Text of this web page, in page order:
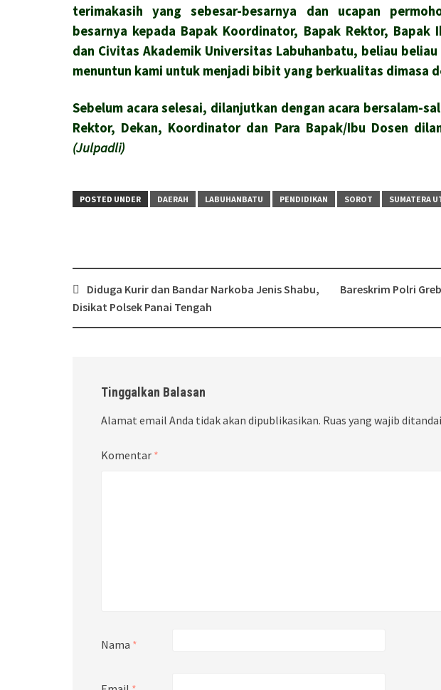
terimakasih yang sebesar-besarnya dan ucapan
besarnya kepada Bapak Koordinator, Bapak Rektor, Bapak
dan Civitas Akademik Universitas Labuhanbatu, beliau
menuntun kami untuk menjadi bibit yang berkualitas dimasa
Sebelum acara selesai, dilanjutkan dengan acara bersalam-
Rektor, Dekan, Koordinator dan Para Bapak/Ibu Dosen
(Julpadli)
POSTED UNDER DAERAH LABUHANBATU PENDIDIKAN SOROT SUMATERA
Post
navigation
Diduga Kurir dan Bandar Narkoba Jenis Shabu,
Disikat Polsek Panai Tengah
Bareskrim Polri
Tinggalkan Balasan
Alamat email Anda tidak akan dipublikasikan. Ruas yang wajib ditandai
Komentar *
Nama *